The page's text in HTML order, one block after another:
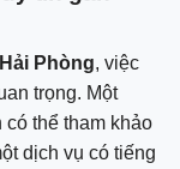
Phòng, việc
trọng. Một
thể tham khảo
dịch vụ có tiếng